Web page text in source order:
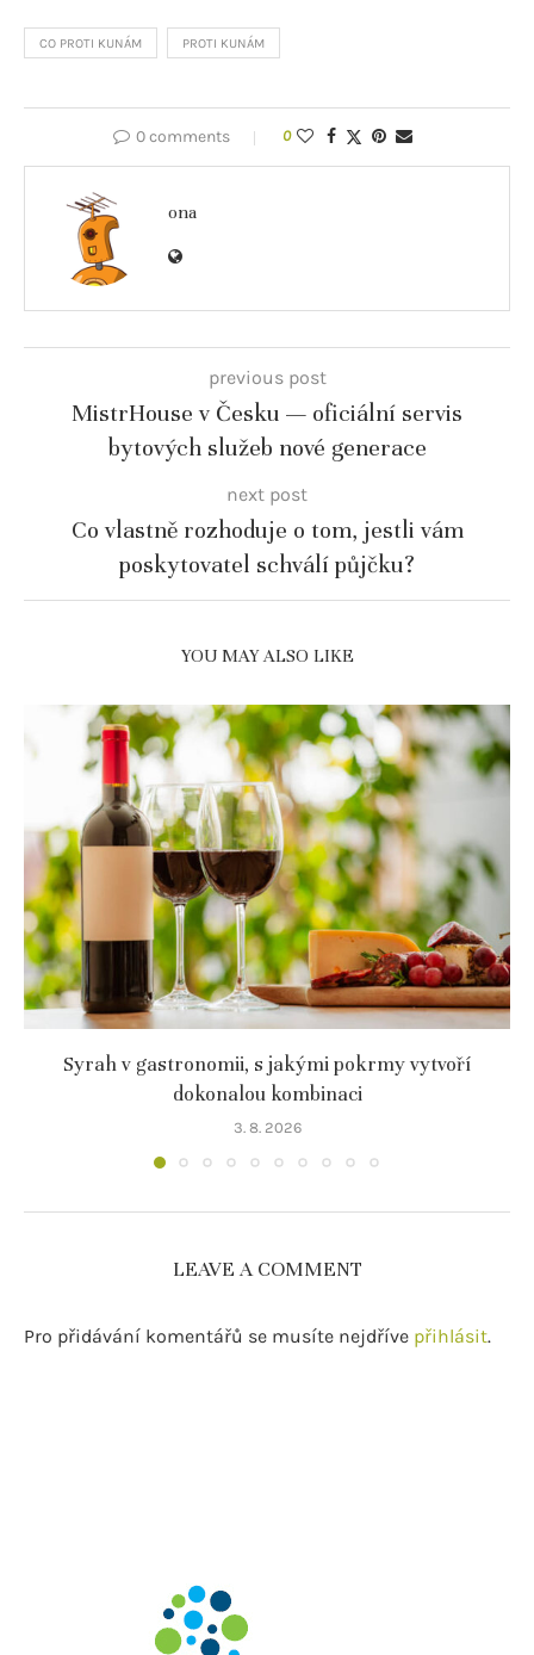
CO PROTI KUNÁM PROTI KUNÁM
0 comments 0
ona
previous post
MistrHouse v Česku — oficiální servis
bytových služeb nové generace
next post
Co vlastně rozhoduje o tom, jestli vám
poskytovatel schválí půjčku?
YOU MAY ALSO LIKE
Syrah v gastronomii, s jakými pokrmy vytvoří
dokonalou kombinaci
3. 8. 2026
LEAVE A COMMENT
Pro přidávání komentářů se musíte nejdříve přihlásit.